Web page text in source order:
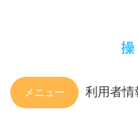
操
メニュー 利用者情